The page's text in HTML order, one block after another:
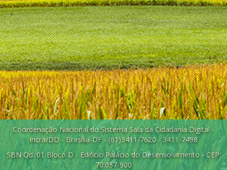
Coordenação Nacional do Sistema Sala da Cidadania Digital -
Incra/DD - Brasília-DF - (61)3411-7620 - 3411-7498
SBN Qd. 01 Bloco D - Edifício Palácio do Desenvolvimento - CEP:
70.057-900